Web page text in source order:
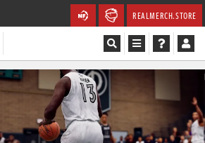
REALMERCH.STORE